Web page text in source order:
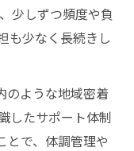
少しずつ頻度や負
も少なく長続きし
のような地域密着
したサポート体制
とで、体調管理や